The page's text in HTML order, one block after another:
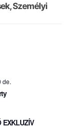
Személyi
de.
EXKLUZÍV